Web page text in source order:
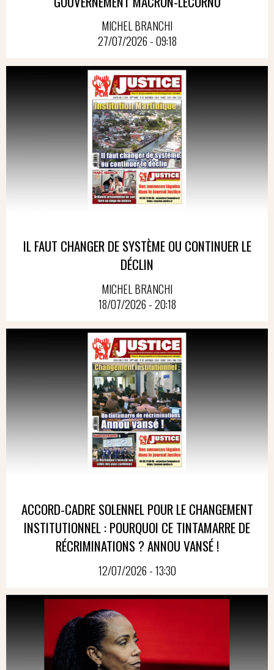
MICHEL BRANCHI
27/07/2026 - 09:18
IL FAUT CHANGER DE SYSTÈME OU CONTINUER LE
DÉCLIN
MICHEL BRANCHI
18/07/2026 - 20:18
ACCORD-CADRE SOLENNEL POUR LE CHANGEMENT
INSTITUTIONNEL : POURQUOI CE TINTAMARRE DE
RÉCRIMINATIONS ? ANNOU VANSÉ !
12/07/2026 - 13:30